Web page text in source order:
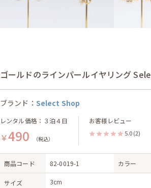
ゴールドのラインパールイヤリング
ブランド： Select Shop
レンタル価格：３泊４日
￥490 （税込）
お客様レビュー
5.0 (2)
商品コード 82-0019-1 カラー
サイズ 3cm